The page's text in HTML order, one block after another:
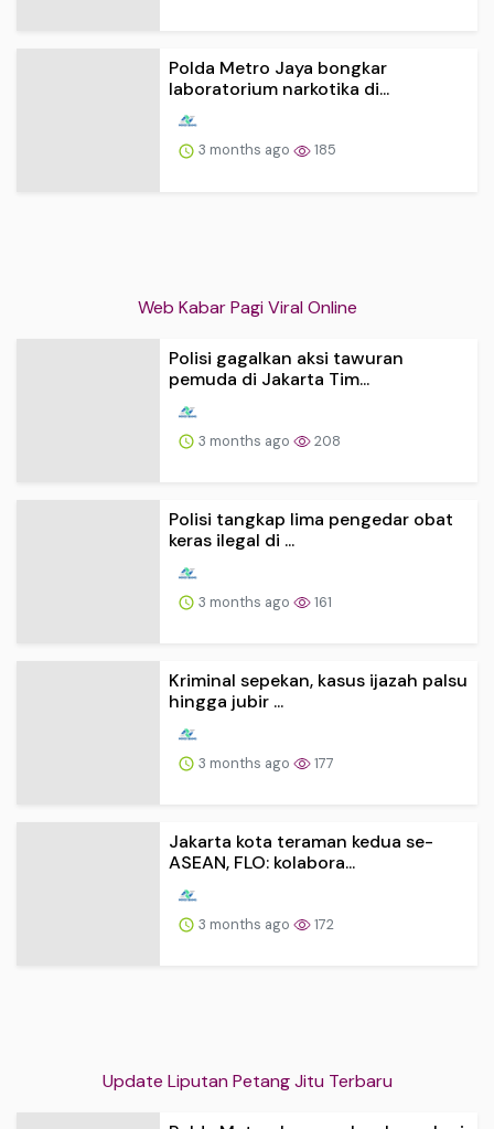
Polda Metro Jaya bongkar
laboratorium narkotika di...
3 months ago 185
Web Kabar Pagi Viral Online
Polisi gagalkan aksi tawuran
pemuda di Jakarta Tim...
3 months ago 208
Polisi tangkap lima pengedar obat
keras ilegal di ...
3 months ago 161
Kriminal sepekan, kasus ijazah palsu
hingga jubir ...
3 months ago 177
Jakarta kota teraman kedua se-
ASEAN, FLO: kolabora...
3 months ago 172
Update Liputan Petang Jitu Terbaru